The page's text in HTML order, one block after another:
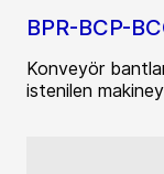
BPR-BCP-
Konveyör
istenilen